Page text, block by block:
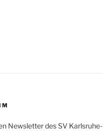
Newsletter des SV Karlsruhe-